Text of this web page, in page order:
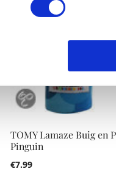
TOMY Lamaze Buig en
Pinguin
€7.99